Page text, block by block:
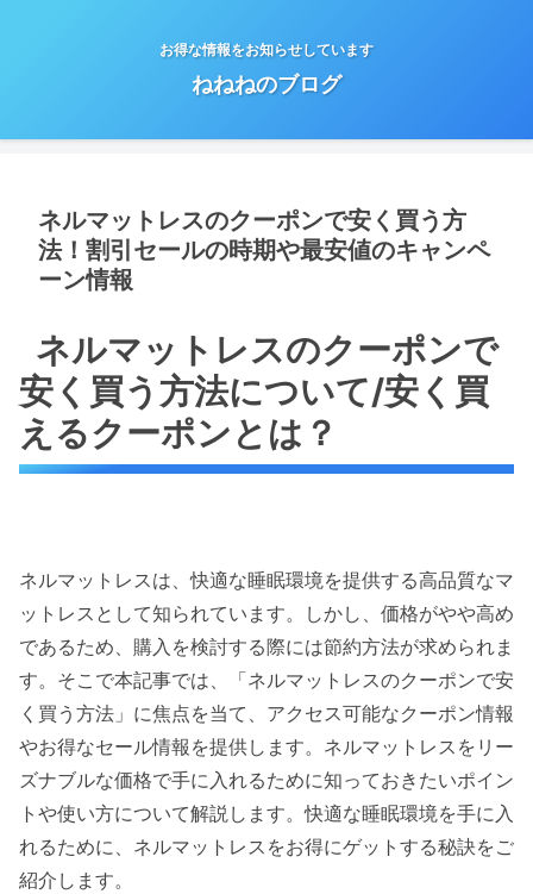
お得な情報をお知らせしています
ねねねのブログ
ネルマットレスのクーポンで安く買う方
法！割引セールの時期や最安値のキャンペ
ーン情報
ネルマットレスのクーポンで
安く買う方法について/安く買
えるクーポンとは？
ネルマットレスは、快適な睡眠環境を提供する高品質なマ
ットレスとして知られています。しかし、価格がやや高め
であるため、購入を検討する際には節約方法が求められま
す。そこで本記事では、「ネルマットレスのクーポンで安
く買う方法」に焦点を当て、アクセス可能なクーポン情報
やお得なセール情報を提供します。ネルマットレスをリー
ズナブルな価格で手に入れるために知っておきたいポイン
トや使い方について解説します。快適な睡眠環境を手に入
れるために、ネルマットレスをお得にゲットする秘訣をご
紹介します。